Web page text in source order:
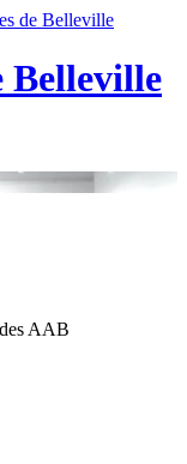
Belleville
AAB